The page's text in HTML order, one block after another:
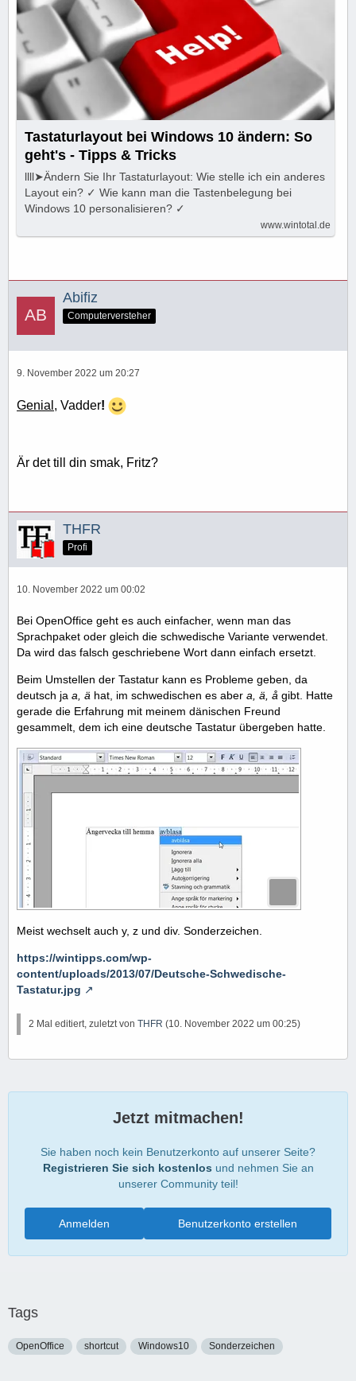
Tastaturlayout bei Windows 10 ändern: So
geht's - Tipps & Tricks
llll➤Ändern Sie Ihr Tastaturlayout: Wie stelle ich ein anderes
Layout ein? ✓ Wie kann man die Tastenbelegung bei
Windows 10 personalisieren? ✓
www.wintotal.de
Abifiz
Computerversteher
9. November 2022 um 20:27
Genial , Vadder!
Är det till din smak, Fritz?
THFR
Profi
10. November 2022 um 00:02
Bei OpenOffice geht es auch einfacher, wenn man das
Sprachpaket oder gleich die schwedische Variante verwendet.
Da wird das falsch geschriebene Wort dann einfach ersetzt.
Beim Umstellen der Tastatur kann es Probleme geben, da
deutsch ja a, ä hat, im schwedischen es aber a, ä, å gibt. Hatte
gerade die Erfahrung mit meinem dänischen Freund
gesammelt, dem ich eine deutsche Tastatur übergeben hatte.
Meist wechselt auch y, z und div. Sonderzeichen.
https://wintipps.com/wp-
content/uploads/2013/07/Deutsche-Schwedische-
Tastatur.jpg
2 Mal editiert, zuletzt von THFR (10. November 2022 um 00:25)
Jetzt mitmachen!
Sie haben noch kein Benutzerkonto auf unserer Seite?
Registrieren Sie sich kostenlos und nehmen Sie an
unserer Community teil!
Benutzerkonto erstellen
Anmelden
Tags
OpenOffice shortcut Windows10 Sonderzeichen